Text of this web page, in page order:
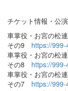
チケット情報・公
車掌役・お宮の松
その9 https://
車掌役・お宮の松
その8 https://
車掌役・お宮の松
その7 https://